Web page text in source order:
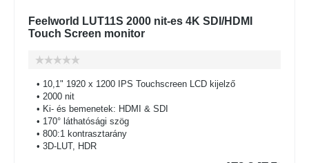
Feelworld LUT11S 2000 nit-es 4K SDI/HDMI
Touch Screen monitor
• 10,1" 1920 x 1200 IPS Touchscreen LCD kijelző
• 2000 nit
• Ki- és bemenetek: HDMI & SDI
• 170° láthatósági szög
• 800:1 kontrasztarány
• 3D-LUT, HDR